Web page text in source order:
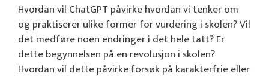
Hvordan vil ChatGPT påvirke hvordan vi tenker om
og praktiserer ulike former for vurdering i skolen? Vil
det medføre noen endringer i det hele tatt? Er
dette begynnelsen på en revolusjon i skolen?
Hvordan vil dette påvirke forsøk på karakterfrie eller